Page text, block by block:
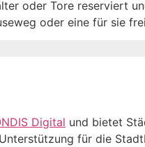
oder Tore reserviert
oder eine für sie
Digital und bietet
für die